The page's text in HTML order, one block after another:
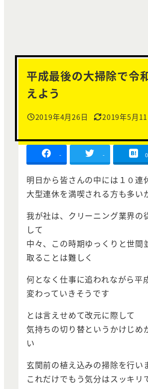
平成最後の大掃除で令
えよう
投稿日
2019年4月26日
更新日
2019年5月11
- - 0
明日から皆さんの中には１０連
大型連休を満喫される方も多い
我が社は、クリーニング業界の
して
中々、この時期ゆっくりと世間
取ることは難しく
何となく仕事に追われながら平
変わっていきそうです
とは言えせめて改元に際して
気持ちの切り替というかけじめ
い
玄関前の植え込みの掃除を行い
これだけでもう気分はスッキリ